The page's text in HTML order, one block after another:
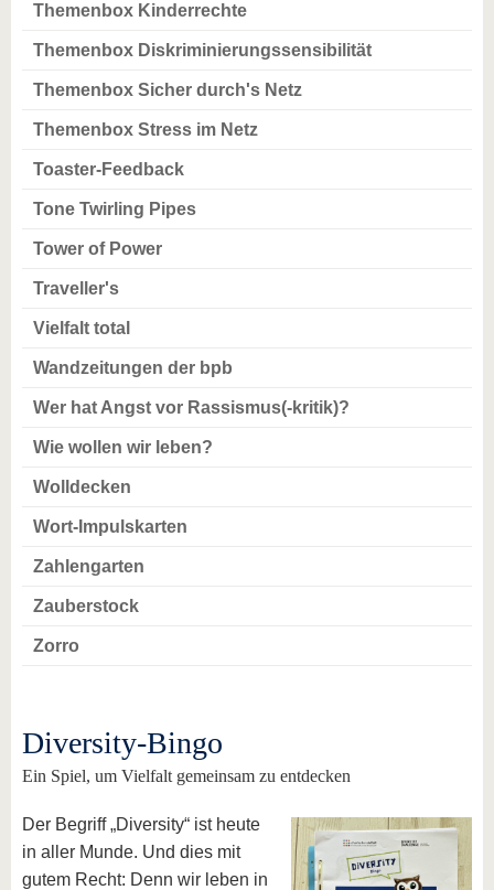
Themenbox Kinderrechte
Themenbox Diskriminierungssensibilität
Themenbox Sicher durch's Netz
Themenbox Stress im Netz
Toaster-Feedback
Tone Twirling Pipes
Tower of Power
Traveller's
Vielfalt total
Wandzeitungen der bpb
Wer hat Angst vor Rassismus(-kritik)?
Wie wollen wir leben?
Wolldecken
Wort-Impulskarten
Zahlengarten
Zauberstock
Zorro
Diversity-Bingo
Ein Spiel, um Vielfalt gemeinsam zu entdecken
Der Begriff „Diversity“ ist heute
in aller Munde. Und dies mit
gutem Recht: Denn wir leben in